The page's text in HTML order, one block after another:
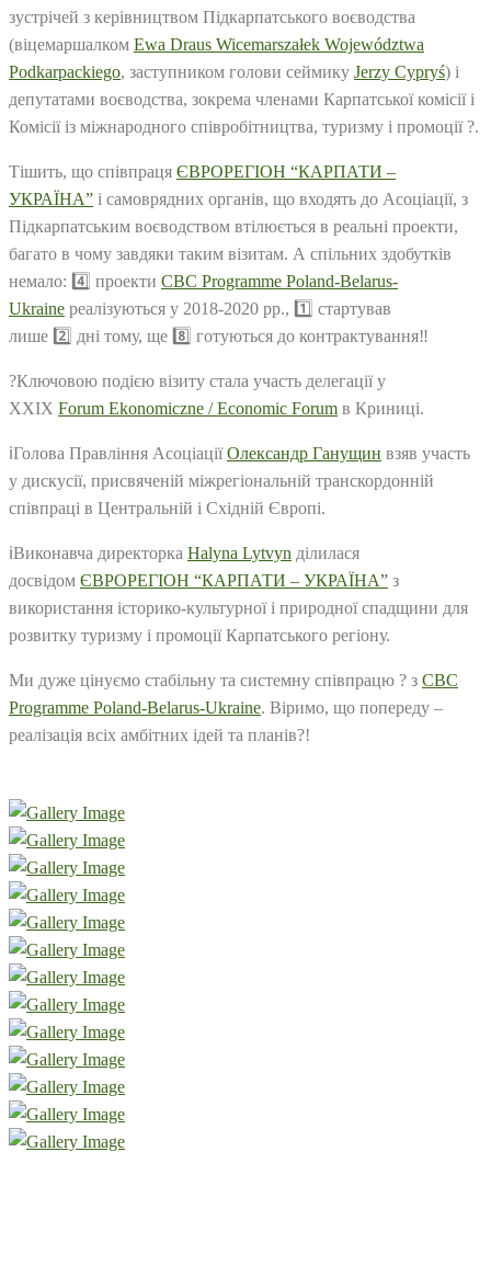
зустрічей з керівництвом Підкарпатського воєводства
(віцемаршалком Ewa Draus Wicemarszałek Województwa
Podkarpackiego, заступником голови сеймику Jerzy Cypryś) і
депутатами воєводства, зокрема членами Карпатської комісії і
Комісії із міжнародного співробітництва, туризму і промоції ?.
Тішить, що співпраця ЄВРОРЕГІОН “КАРПАТИ –
УКРАЇНА” і самоврядних органів, що входять до Асоціації, з
Підкарпатським воєводством втілюється в реальні проекти,
багато в чому завдяки таким візитам. А спільних здобутків
немало: 4️⃣ проекти CBC Programme Poland-Belarus-
Ukraine реалізуються у 2018-2020 рр., 1️⃣ стартував
лише 2️⃣ дні тому, ще 8️⃣ готуються до контрактування‼️
?Ключовою подією візиту стала участь делегації у
ХХІХ Forum Ekonomiczne / Economic Forum в Криниці.
ℹ️Голова Правління АсоціаціїОлександр Ганущин взяв участь
у дискусії, присвяченій міжрегіональній транскордонній
співпраці в Центральній і Східній Європі.
ℹ️Виконавча директорка Halyna Lytvyn ділилася
досвідом ЄВРОРЕГІОН “КАРПАТИ – УКРАЇНА” з
використання історико-культурної і природної спадщини для
розвитку туризму і промоції Карпатського регіону.
Ми дуже цінуємо стабільну та системну співпрацю ? з CBC
Programme Poland-Belarus-Ukraine. Віримо, що попереду –
реалізація всіх амбітних ідей та планів?!